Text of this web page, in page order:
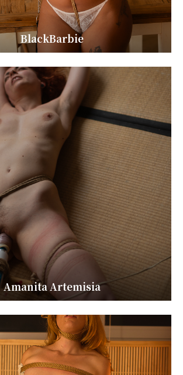
BlackBarbie
Amanita Artemisia